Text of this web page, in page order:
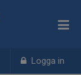
Logga in